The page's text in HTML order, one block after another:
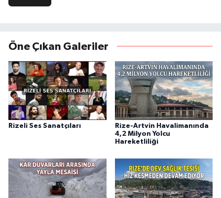
Öne Çıkan Galeriler
Rizeli Ses Sanatçıları
Rize-Artvin Havalimanında
4,2 Milyon Yolcu
Hareketliliği